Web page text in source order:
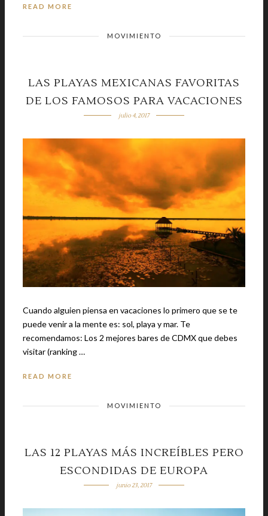
READ MORE
MOVIMIENTO
LAS PLAYAS MEXICANAS FAVORITAS
DE LOS FAMOSOS PARA VACACIONES
julio 4, 2017
Cuando alguien piensa en vacaciones lo primero que se te
puede venir a la mente es: sol, playa y mar. Te
recomendamos: Los 2 mejores bares de CDMX que debes
visitar (ranking …
READ MORE
MOVIMIENTO
LAS 12 PLAYAS MÁS INCREÍBLES PERO
ESCONDIDAS DE EUROPA
junio 23, 2017